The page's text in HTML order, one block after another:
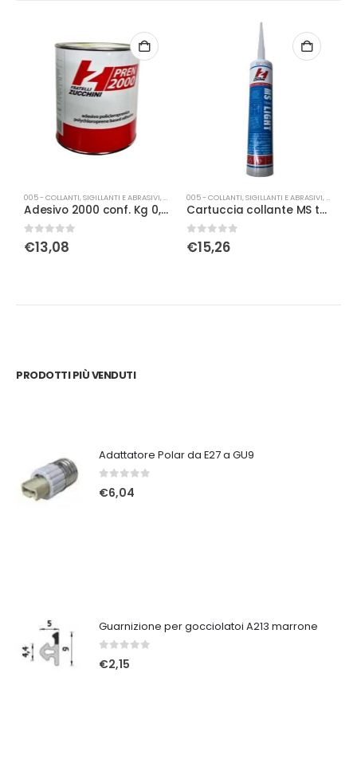
005 - COLLANTI, SIGILLANTI E ABRASIVI,COLLE
Adesivo 2000 conf. Kg 0,85 Fratelli Zucchini
0Su 5
€13,08
005 - COLLANTI, SIGILLANTI E ABRASIVI,COLLE
Cartuccia collante MS tecno light Fratelli Zucchini
0Su 5
€15,26
PRODOTTI PIÙ VENDUTI
Adattatore Polar da E27 a GU9
Su 5
€6,04
Guarnizione per gocciolatoi A213 marrone
Su 5
€2,15